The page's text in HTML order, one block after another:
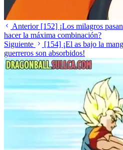
Anterior [152] ¡Los milagros
hacer la máxima combinación?
Siguiente
[154] ¡El as bajo la
guerreros son absorbidos!